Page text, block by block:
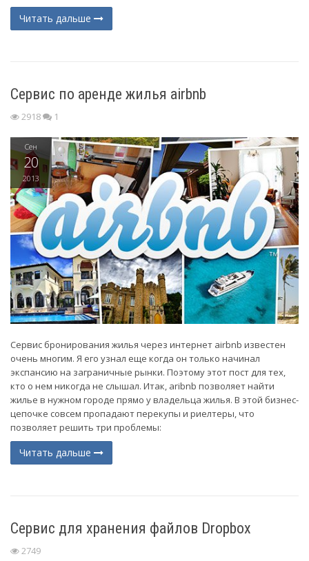
Читать дальше
Сервис по аренде жилья airbnb
2918 1
Сен
20
2013
Сервис бронирования жилья через интернет airbnb известен
очень многим. Я его узнал еще когда он только начинал
экспансию на заграничные рынки. Поэтому этот пост для тех,
кто о нем никогда не слышал. Итак, aribnb позволяет найти
жилье в нужном городе прямо у владельца жилья. В этой бизнес-
цепочке совсем пропадают перекупы и риелтеры, что
позволяет решить три проблемы:
Читать дальше
Сервис для хранения файлов Dropbox
2749